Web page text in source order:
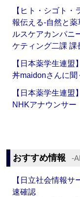
【ヒト・シゴト
報伝える‐自然と
ルスケアカンパ
ケティング二課
【日本薬学生連盟
丼maidonさんに聞
【日本薬学生連
NHKアナウンサ
おすすめ情報
【日立社会情報
速確認